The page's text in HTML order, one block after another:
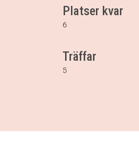
Platser kvar
6
Träffar
5